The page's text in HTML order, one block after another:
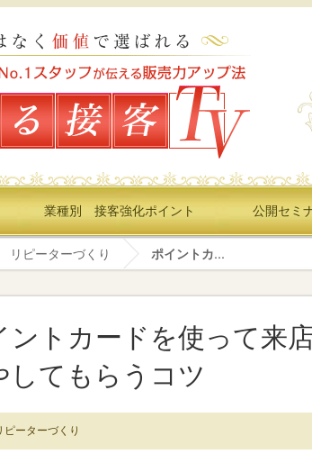
業種別 接客強化ポイント 公開セミ
リピーターづくり ポイントカ...
ントカードを使って来
してもらうコツ
ピーターづくり